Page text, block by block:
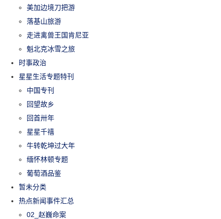
美加边境刀把游
落基山旅游
走进禽兽王国肯尼亚
魁北克冰雪之旅
时事政治
星星生活专题特刊
中国专刊
回望故乡
回首卅年
星星千禧
牛转乾坤过大年
缅怀林顿专题
葡萄酒品鉴
暂未分类
热点新闻事件汇总
02_赵巍命案